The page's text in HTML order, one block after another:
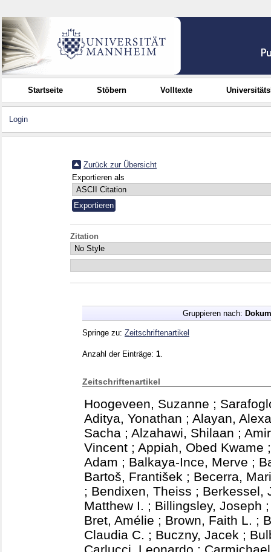
Startseite Stöbern Volltexte
Login
Zurück zur Übersicht
Exportieren als
Zitation
Gruppieren nach:
Springe zu: Zeitschriftenartikel
Anzahl der Einträge: 1
Zeitschriftenartikel
Hoogeveen, Suzanne ;
Aditya, Yonathan ; Alayan,
Sacha ; Alzahawi, Shilaan ;
Vincent ; Appiah, Obed Kwame
Adam ; Balkaya-Ince, Merve ;
Bartoš, František ; Becerra,
; Bendixen, Theiss ; Berkessel,
Matthew I. ; Billingsley, Joseph
Bret, Amélie ; Brown, Faith L. ;
Claudia C. ; Buczny, Jacek ;
Carlucci, Leonardo ;